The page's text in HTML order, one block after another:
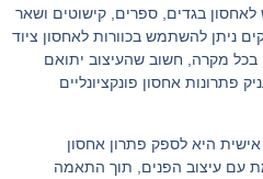
לאחסון בגדים, ספרים, קישוטים ושאר
ניתן להשתמש בכוורות לאחסון ציוד
מקרה, חשוב שהעיצוב יתואם
פתרונות אחסון פונקציונליים
היא לספק פתרון אחסון
עם עיצוב הפנים, תוך התאמה